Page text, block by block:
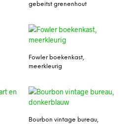
gebeitst grenenhout
Fowler boekenkast,
meerkleurig
Bourbon vintage bureau,